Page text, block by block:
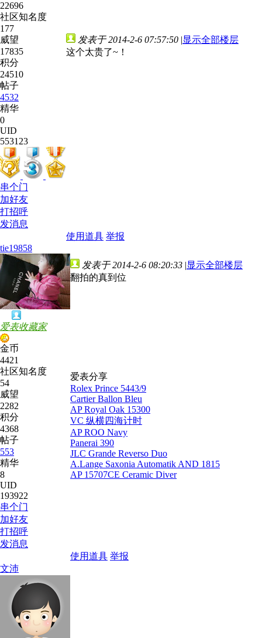
22696
社区知名度
177
威望
17835
积分
24510
帖子
4532
精华
0
UID
553123
串个门
加好友
打招呼
发消息
发表于 2014-2-6 07:57:50 |显示全部楼层
这个太贵了~！
使用道具 举报
tie19858
爱表收藏家
金币
4421
社区知名度
54
威望
2282
积分
4368
帖子
553
精华
8
UID
193922
串个门
加好友
打招呼
发消息
发表于 2014-2-6 08:20:33 |显示全部楼层
翻拍的真到位
爱表分享
Rolex Prince 5443/9
Cartier Ballon Bleu
AP Royal Oak 15300
VC 纵横四海计时
AP ROO Navy
Panerai 390
JLC Grande Reverso Duo
A.Lange Saxonia Automatik AND 1815
AP 15707CE Ceramic Diver
使用道具 举报
文沛